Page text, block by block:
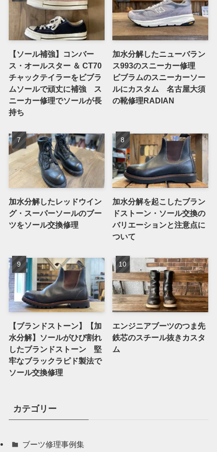
【ソール補強】コンバー
ス・オールスター ＆ CT70
チャックテイラーをビブラ
ムソールで頑丈に補強 ス
ニーカー修理でソールが長
持ち
加水分解したニューバラン
ス993のスニーカー修理
ビブラムのスニーカーソー
ルにカスタム 名古屋大須
の靴修理RADIAN
加水分解したレッドウイン
グ・スーパーソールのブー
ツをソール交換修理
加水分解を起こしたブラン
ドストーン・ソール交換の
バリエーションと注意点に
ついて
【ブランドストーン】【加
水分解】ソールがひび割れ
したブランドストーン 堅
牢なブラックラピド製法で
ソール交換修理
エンジニアブーツのつま先
鉄芯のスチール抜きカスタ
ム
カテゴリー
ブーツ修理事例集